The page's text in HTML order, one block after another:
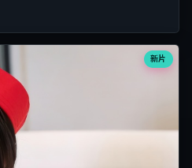
新片